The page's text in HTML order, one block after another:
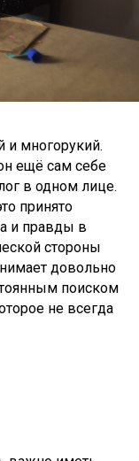
многорукий.
ещё сам себе
в одном лице.
принято
и правды в
стороны
довольно
поиском
не всегда